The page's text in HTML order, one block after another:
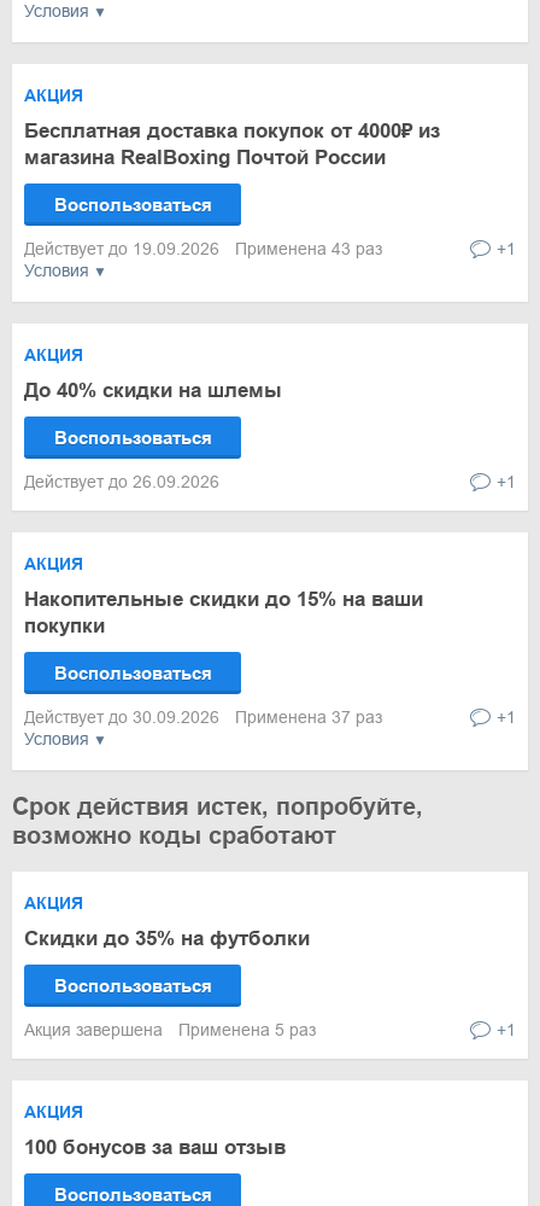
Условия
Условия
АКЦИЯ
Бесплатная доставка покупок от 4000₽ из
магазина RealBoxing Почтой России
Воспользоваться
Действует до 19.09.2026 Применена 43 раз +1
АКЦИЯ
До 40% скидки на шлемы
Воспользоваться
Действует до 26.09.2026 +1
Условия
АКЦИЯ
Накопительные скидки до 15% на ваши
покупки
Воспользоваться
Действует до 30.09.2026 Применена 37 раз +1
Срок действия истек, попробуйте,
возможно коды сработают
АКЦИЯ
Скидки до 35% на футболки
Воспользоваться
Акция завершена Применена 5 раз +1
АКЦИЯ
100 бонусов за ваш отзыв
Воспользоваться